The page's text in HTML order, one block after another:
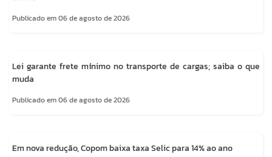
Publicado em 06 de agosto de 2026
Lei garante frete mínimo no transporte de cargas; saiba o que
muda
Publicado em 06 de agosto de 2026
Em nova redução, Copom baixa taxa Selic para 14% ao ano